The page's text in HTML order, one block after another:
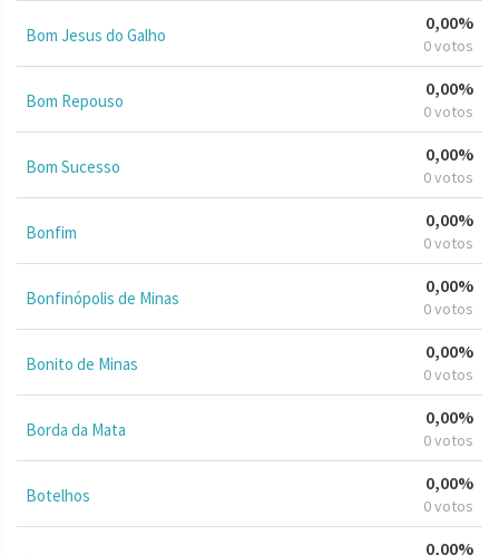
Bom Jesus do Galho
0,00%
0 votos
Bom Repouso
0,00%
0 votos
Bom Sucesso
0,00%
0 votos
Bonfim
0,00%
0 votos
Bonfinópolis de Minas
0,00%
0 votos
Bonito de Minas
0,00%
0 votos
Borda da Mata
0,00%
0 votos
Botelhos
0,00%
0 votos
0,00%